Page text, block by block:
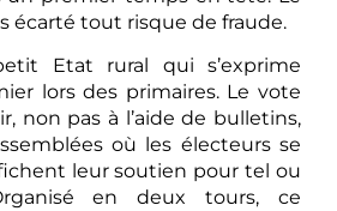
écarté tout risque de fraude.
Etat rural qui s’exprime
lors des primaires. Le vote
non pas à l’aide de bulletins,
où les électeurs se
leur soutien pour tel ou
en deux tours, ce